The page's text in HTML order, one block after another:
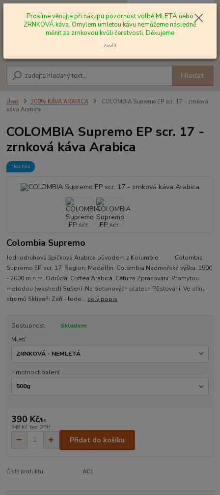
Hledat
+420 602 577 209 za0,00 Kč
Úvod 100% KÁVA ARABICA
COLOMBIA Supremo EP scr. 17 - zrnková
káva Arabica
COLOMBIA Supremo EP scr. 17 -
zrnková káva Arabica
Novinka
Colombia Supremo
Jednodruhová špičková Arabica původem z Kolumbie Colombia
Supremo EP scr. 17 Region: Medellin, Colombia Nadmořská výška: 1500
- 2000 m.n.m. Odrůda: Coffea Arabica, Caturra Zpracování: Promytou
metodou (washed) Sušení: Na betonových platech Pěstování: Ve stínu
stromů Sklizeň: Září - lede... celý popis
Dostupnost
Skladem
Mletí
Hmotnost balení
390 Kč/ks
348 Kč bez DPH
Přidat do košíku
Číslo produktu: AC1
Prosíme věnujte při nákupu pozornost volbě MLETÁ nebo
ZRNKOVÁ káva. Omylem umletou kávu nemůžeme následně
měnit za zrnkovou kvůli čerstvosti. Děkujeme
Zavřít